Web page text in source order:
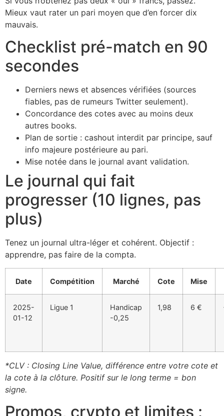
Mieux vaut rater un pari moyen que d’en forcer dix
mauvais.
Checklist pré-match en 90
secondes
Derniers news et absences vérifiées (sources
fiables, pas de rumeurs Twitter seulement).
Concordance des cotes avec au moins deux
autres books.
Plan de sortie : cashout interdit par principe, sauf
info majeure postérieure au pari.
Mise notée dans le journal avant validation.
Le journal qui fait
progresser (10 lignes, pas
plus)
Tenez un journal ultra-léger et cohérent. Objectif :
apprendre, pas faire de la compta.
Date Compétition Marché Cote Mise
2025-
01-12
Ligue 1
Handicap
-0,25
1,98 6 €
*CLV : Closing Line Value, différence entre votre cote et
la cote à la clôture. Positif sur le long terme = bon
signe.
Promos, crypto et limites :